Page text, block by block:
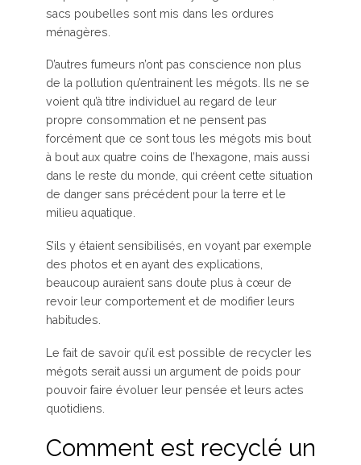
sacs poubelles sont mis dans les ordures
ménagères.
D’autres fumeurs n’ont pas conscience non plus
de la pollution qu’entrainent les mégots. Ils ne se
voient qu’à titre individuel au regard de leur
propre consommation et ne pensent pas
forcément que ce sont tous les mégots mis bout
à bout aux quatre coins de l’hexagone, mais aussi
dans le reste du monde, qui créent cette situation
de danger sans précédent pour la terre et le
milieu aquatique.
S’ils y étaient sensibilisés, en voyant par exemple
des photos et en ayant des explications,
beaucoup auraient sans doute plus à cœur de
revoir leur comportement et de modifier leurs
habitudes.
Le fait de savoir qu’il est possible de recycler les
mégots serait aussi un argument de poids pour
pouvoir faire évoluer leur pensée et leurs actes
quotidiens.
Comment est recyclé un